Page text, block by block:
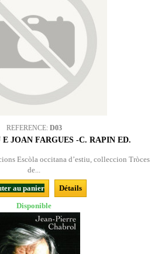
REFERENCE: D03
JOAN FARGUES -C. RAPIN ED.
Escòla occitana d’estiu, colleccion Tròces
de...
au panier
Détails
Disponible